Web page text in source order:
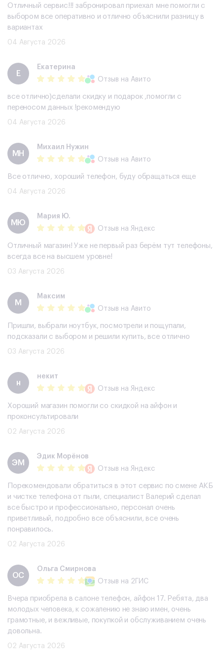
Отличный сервис!!! забронировал приехал мне помогли с
выбором все оперативно и отлично объяснили разницу в
вариантах
04 Августа 2026
Е
Екатерина
Отзыв на Авито
все отлично)сделали скидку и подарок ,помогли с
переносом данных !рекомендую
04 Августа 2026
МН
Михаил Нужин
Отзыв на Авито
Все отлично, хороший телефон, буду обращаться еще
04 Августа 2026
МЮ
Мария Ю.
Отзыв на Яндекс
Отличный магазин! Уже не первый раз берём тут телефоны,
всегда все на высшем уровне!
03 Августа 2026
М
Максим
Отзыв на Авито
Пришли, выбрали ноутбук, посмотрели и пощупали,
подсказали с выбором и решили купить, все отлично
03 Августа 2026
н
некит
Отзыв на Яндекс
Хороший магазин помогли со скидкой на айфон и
проконсультировали
02 Августа 2026
ЭМ
Эдик Морёнов
Отзыв на Яндекс
Порекомендовали обратиться в этот сервис по смене АКБ
и чистке телефона от пыли, специалист Валерий сделал
все быстро и профессионально, персонал очень
приветливый, подробно все объяснили, все очень
понравилось.
02 Августа 2026
ОС
Ольга Смирнова
Отзыв на 2ГИС
Вчера приобрела в салоне телефон, айфон 17. Ребята, два
молодых человека, к сожалению не знаю имен, очень
грамотные, и вежливые, покупкой и обслуживанием очень
довольна.
02 Августа 2026